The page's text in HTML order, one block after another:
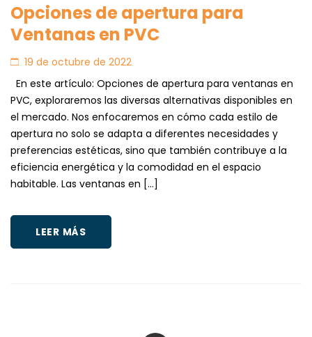
Opciones de apertura para
Ventanas en PVC
19 de octubre de 2022
En este artículo: Opciones de apertura para ventanas en
PVC, exploraremos las diversas alternativas disponibles en
el mercado. Nos enfocaremos en cómo cada estilo de
apertura no solo se adapta a diferentes necesidades y
preferencias estéticas, sino que también contribuye a la
eficiencia energética y la comodidad en el espacio
habitable. Las ventanas en […]
LEER MÁS